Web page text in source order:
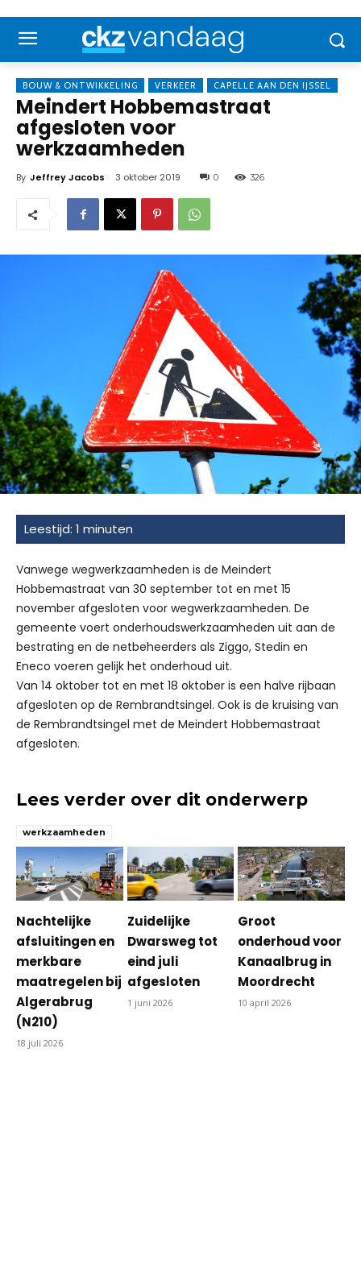
BOUW & ONTWIKKELING VERKEER CAPELLE AAN DEN IJSSEL
Meindert Hobbemastraat
afgesloten voor
werkzaamheden
By Jeffrey Jacobs 3 oktober 2019 0 326
Vanwege wegwerkzaamheden is de Meindert
Hobbemastraat van 30 september tot en met 15
november afgesloten voor wegwerkzaamheden. De
gemeente voert onderhoudswerkzaamheden uit aan de
bestrating en de netbeheerders als Ziggo, Stedin en
Eneco voeren gelijk het onderhoud uit.
Van 14 oktober tot en met 18 oktober is een halve rijbaan
afgesloten op de Rembrandtsingel. Ook is de kruising van
de Rembrandtsingel met de Meindert Hobbemastraat
afgesloten.
Lees verder over dit onderwerp
werkzaamheden
Nachtelijke
afsluitingen en
merkbare
maatregelen bij
Algerabrug
(N210)
18 juli 2026
Zuidelijke
Dwarsweg tot
eind juli
afgesloten
1 juni 2026
Groot
onderhoud voor
Kanaalbrug in
Moordrecht
10 april 2026